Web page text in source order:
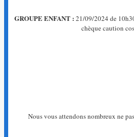
GROUPE ENFANT : 21/09/2024 de
chèque caution
Nous vous attendons nombreux ne